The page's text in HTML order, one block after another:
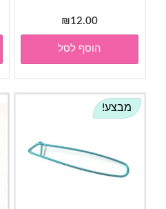
₪12.00
הוסף לסל
מבצע!